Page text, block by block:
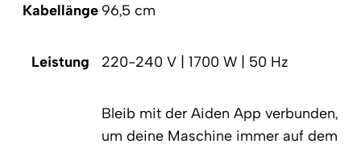
Kabellänge 96,5 cm
Leistung 220-240 V | 1700 W | 50 Hz
Bleib mit der Aiden App verbunden,
um deine Maschine immer auf dem